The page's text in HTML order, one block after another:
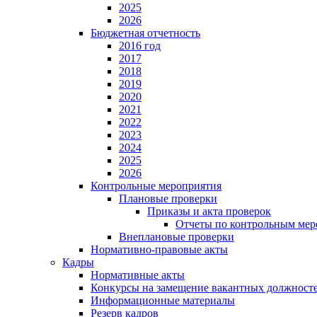
2025
2026
Бюджетная отчетность
2016 год
2017
2018
2019
2020
2021
2022
2023
2024
2025
2026
Контрольные мероприятия
Плановые проверки
Приказы и акта проверок
Отчеты по контрольным
Внеплановые проверки
Нормативно-правовые акты
Кадры
Нормативные акты
Конкурсы на замещение вакантных
Информационные материалы
Резерв кадров